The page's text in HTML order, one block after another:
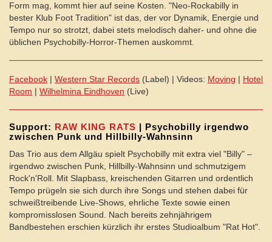
Form mag, kommt hier auf seine Kosten. "Neo-Rockabilly in
bester Klub Foot Tradition" ist das, der vor Dynamik, Energie und
Tempo nur so strotzt, dabei stets melodisch daher- und ohne die
üblichen Psychobilly-Horror-Themen auskommt.
Facebook | Western Star Records (Label) | Videos: Moving | Hotel
Room | Wilhelmina Eindhoven (Live)
Support: RAW KING RATS | Psychobilly irgendwo
zwischen Punk und Hillbilly-Wahnsinn
Das Trio aus dem Allgäu spielt Psychobilly mit extra viel "Billy" –
irgendwo zwischen Punk, Hillbilly-Wahnsinn und schmutzigem
Rock'n'Roll. Mit Slapbass, kreischenden Gitarren und ordentlich
Tempo prügeln sie sich durch ihre Songs und stehen dabei für
schweißtreibende Live-Shows, ehrliche Texte sowie einen
kompromisslosen Sound. Nach bereits zehnjährigem
Bandbestehen erschien kürzlich ihr erstes Studioalbum "Rat Hot".